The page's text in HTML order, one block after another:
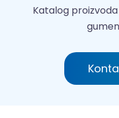
Katalog proizvoda